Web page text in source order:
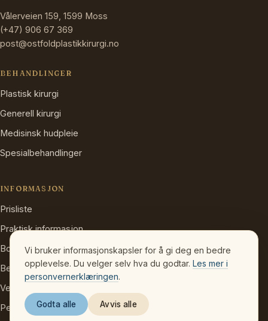
Vålerveien 159, 1599 Moss
(+47) 906 67 369
post@ostfoldplastikkirurgi.no
BEHANDLINGER
Plastisk kirurgi
Generell kirurgi
Medisinsk hudpleie
Spesialbehandlinger
INFORMASJON
Prisliste
Praktisk informasjon
Booking og avbestilling
Betaling
Veibeskrivelse
Personvern
Vi bruker informasjonskapsler for å gi deg en bedre
opplevelse. Du velger selv hva du godtar. Les mer i
personvernerklæringen.
Godta alle Avvis alle